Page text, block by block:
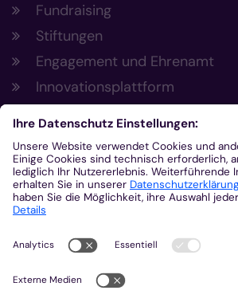
Fundraising
Stiftungen
Engagement und Ehrenamt
Innovationsplattform
Aus der Plattform
Nachrichten
Veranstaltungen
Gottesdienste
Stellenangebote
Kirchenzeitung
Amtsblatt (Kirchlicher Anzeiger)